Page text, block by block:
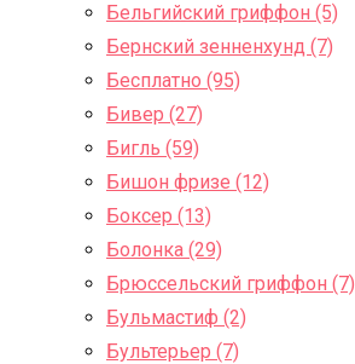
Бельгийский гриффон (5)
Бернский зенненхунд (7)
Бесплатно (95)
Бивер (27)
Бигль (59)
Бишон фризе (12)
Боксер (13)
Болонка (29)
Брюссельский гриффон (7)
Бульмастиф (2)
Бультерьер (7)